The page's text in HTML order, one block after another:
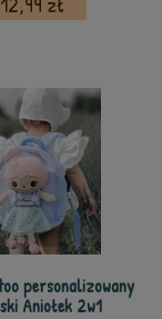
personalizowany
Aniołek 2w1